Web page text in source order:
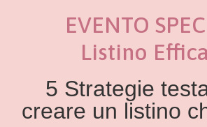
EVENTO
Listino
5 Strategie
creare un listino